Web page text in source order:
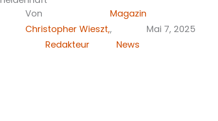
Von
Christopher Wieszt,
Redakteur
Magazin
,
News
Mai 7, 2025